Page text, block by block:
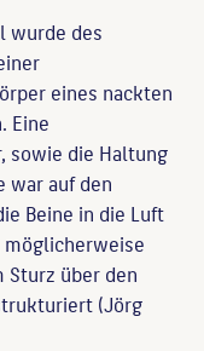
wurde des
eines nackten
Eine
sowie die Haltung
war auf den
Beine in die Luft
über den
(Jörg